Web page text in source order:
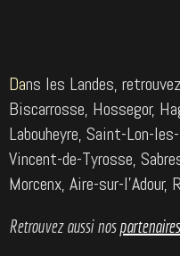
Dans les Landes,
Biscarrosse, Hossegor,
Labouheyre, Saint-Lon-
Vincent-de-Tyrosse,
Morcenx, Aire-sur-l'Adour,
Retrouvez aussi nospartenaires